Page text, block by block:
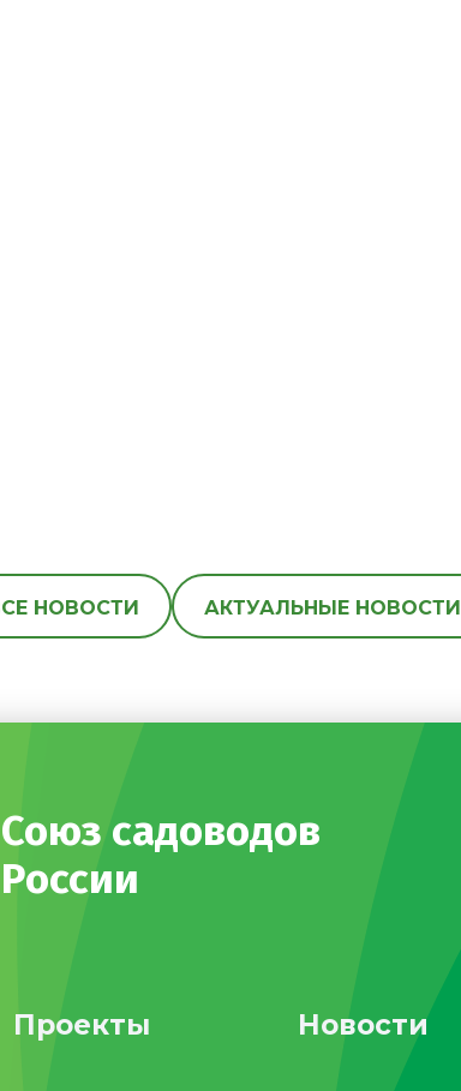
НОВОСТИ АКТУАЛЬНЫЕ НОВОСТИ
Союз садоводов
России
Проекты Новости